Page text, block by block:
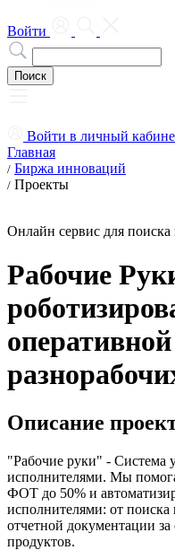
Войти
Войти в личный
Главная
/ Биржа инноваций
/ Проекты
Онлайн сервис для поиска
Рабочие
Описание
"Рабочие руки" - Система
исполнителями. Мы
ФОТ до 50% и
исполнителями: от
отчетной документации
продуктов.